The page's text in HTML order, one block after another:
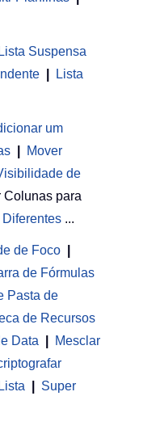
Lista Suspensa
Lista
um
Mover
de
Colunas para
...
de Foco
de Fórmulas
Pasta de
de Recursos
Data
Mesclar
Super